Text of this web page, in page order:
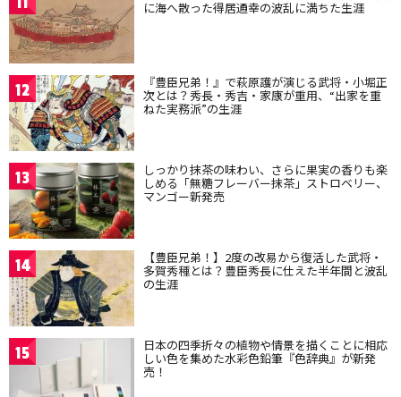
に海へ散った得居通幸の波乱に満ちた生涯
12 『豊臣兄弟！』で萩原護が演じる武将・小堀正
次とは？秀長・秀吉・家康が重用、“出家を重
ねた実務派”の生涯
13 しっかり抹茶の味わい、さらに果実の香りも楽
しめる「無糖フレーバー抹茶」ストロベリー、
マンゴー新発売
14 【豊臣兄弟！】2度の改易から復活した武将・
多賀秀種とは？豊臣秀長に仕えた半年間と波乱
の生涯
15 日本の四季折々の植物や情景を描くことに相応
しい色を集めた水彩色鉛筆『色辞典』が新発
売！